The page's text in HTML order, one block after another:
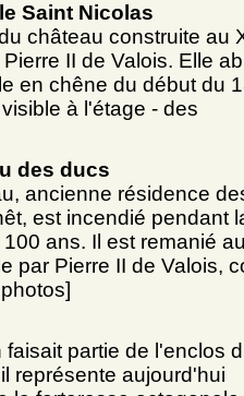
Saint Nicolas
château construite au
II de Valois. Elle
en chêne du début du
à l'étage - des
des ducs
ancienne résidence
est incendié pendant
ans. Il est remanié
par Pierre II de Valois,
faisait partie de l'enclos
représente aujourd'hui